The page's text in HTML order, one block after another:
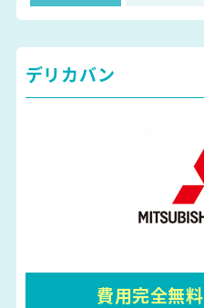
デリカバン
費用完全無料